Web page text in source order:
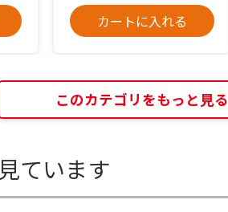
カートに入れる
このカテゴリをもっと見る
ています